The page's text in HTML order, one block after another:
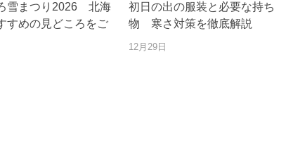
雪まつり2026 北海
すめの見どころをご
初日の出の服装と必要な持ち
物 寒さ対策を徹底解説
12月29日